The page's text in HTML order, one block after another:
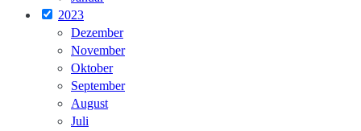
2023
Dezember
November
Oktober
September
August
Juli